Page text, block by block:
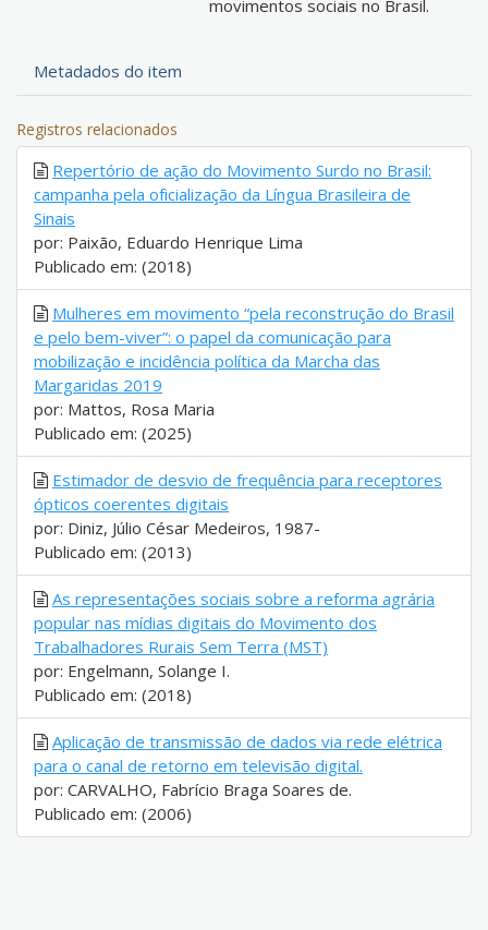
movimentos sociais no Brasil.
Metadados do item
Registros relacionados
Repertório de ação do Movimento Surdo no Brasil:
campanha pela oficialização da Língua Brasileira de
Sinais
por: Paixão, Eduardo Henrique Lima
Publicado em: (2018)
Mulheres em movimento “pela reconstrução do Brasil
e pelo bem-viver”: o papel da comunicação para
mobilização e incidência política da Marcha das
Margaridas 2019
por: Mattos, Rosa Maria
Publicado em: (2025)
Estimador de desvio de frequência para receptores
ópticos coerentes digitais
por: Diniz, Júlio César Medeiros, 1987-
Publicado em: (2013)
As representações sociais sobre a reforma agrária
popular nas mídias digitais do Movimento dos
Trabalhadores Rurais Sem Terra (MST)
por: Engelmann, Solange I.
Publicado em: (2018)
Aplicação de transmissão de dados via rede elétrica
para o canal de retorno em televisão digital.
por: CARVALHO, Fabrício Braga Soares de.
Publicado em: (2006)